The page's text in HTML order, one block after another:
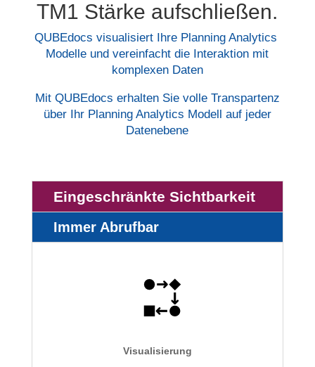
TM1 Stärke aufschließen.
QUBEdocs visualisiert Ihre Planning Analytics
Modelle und vereinfacht die Interaktion mit
komplexen Daten
Mit QUBEdocs erhalten Sie volle Transpartenz
über Ihr Planning Analytics Modell auf jeder
Datenebene
Eingeschränkte Sichtbarkeit
Immer Abrufbar
Visualisierung